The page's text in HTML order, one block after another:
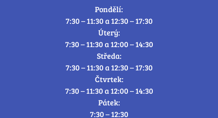
Pondělí:
7:30 – 11:30 a 12:30 – 17:30
Úterý:
7:30 – 11:30 a 12:00 – 14:30
Středa:
7:30 – 11:30 a 12:30 – 17:30
Čtvrtek:
7:30 – 11:30 a 12:00 – 14:30
Pátek:
7:30 – 12:30